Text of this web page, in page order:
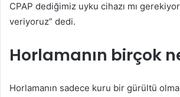
CPAP dediğimiz uyku cihazı mı
veriyoruz” dedi.
Horlamanın birçok
Horlamanın sadece kuru bir gürültü